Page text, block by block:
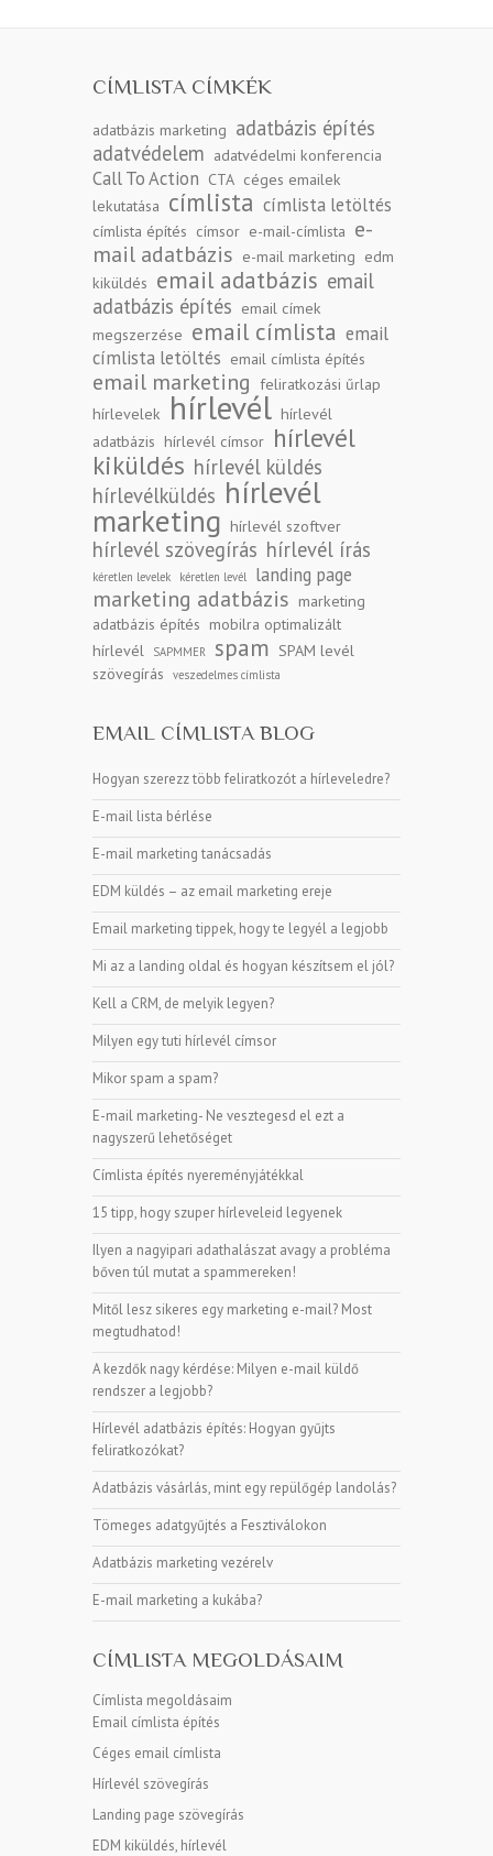
CÍMLISTA CÍMKÉK
adatbázis marketing adatbázis építés
adatvédelem adatvédelmi konferencia
Call To Action CTA céges emailek
lekutatása címlista címlista letöltés
címlista építés címsor e-mail-címlista e-
mail adatbázis e-mail marketing edm
kiküldés email adatbázis email
adatbázis építés email címek
megszerzése email címlista email
címlista letöltés email címlista építés
email marketing feliratkozási űrlap
hírlevelek
hírlevél hírlevél
adatbázis hírlevél címsor hírlevél
kiküldés hírlevél küldés
hírlevélküldés hírlevél
marketing hírlevél szoftver
hírlevél szövegírás hírlevél írás
kéretlen levelek kéretlen levél landing page
marketing adatbázis marketing
adatbázis építés mobilra optimalizált
hírlevél
SAPMMER spam SPAM levél
szövegírás
veszedelmes címlista
EMAIL CÍMLISTA BLOG
Hogyan szerezz több feliratkozót a hírleveledre?
E-mail lista bérlése
E-mail marketing tanácsadás
EDM küldés – az email marketing ereje
Email marketing tippek, hogy te legyél a legjobb
Mi az a landing oldal és hogyan készítsem el jól?
Kell a CRM, de melyik legyen?
Milyen egy tuti hírlevél címsor
Mikor spam a spam?
E-mail marketing- Ne vesztegesd el ezt a
nagyszerű lehetőséget
Címlista építés nyereményjátékkal
15 tipp, hogy szuper hírleveleid legyenek
Ilyen a nagyipari adathalászat avagy a probléma
bőven túl mutat a spammereken!
Mitől lesz sikeres egy marketing e-mail? Most
megtudhatod!
A kezdők nagy kérdése: Milyen e-mail küldő
rendszer a legjobb?
Hírlevél adatbázis építés: Hogyan gyűjts
feliratkozókat?
Adatbázis vásárlás, mint egy repülőgép landolás?
Tömeges adatgyűjtés a Fesztiválokon
Adatbázis marketing vezérelv
E-mail marketing a kukába?
CÍMLISTA MEGOLDÁSAIM
Címlista megoldásaim
Email címlista építés
Céges email címlista
Hírlevél szövegírás
Landing page szövegírás
EDM kiküldés, hírlevél